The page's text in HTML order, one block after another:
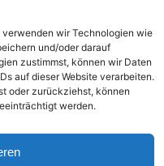
verwenden wir Technologien wie
und/oder darauf
zustimmst, können wir Daten
auf dieser Website verarbeiten.
oder zurückziehst, können
werden.